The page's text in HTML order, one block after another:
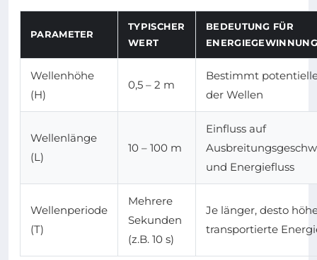
PARAMETER
TYPISCHER
WERT
BEDEUTUNG FÜR
ENERGIEGEWINNUNG
Wellenhöhe
(H)
0,5 – 2 m
Bestimmt
der Wellen
Wellenlänge
(L)
10 – 100 m
Einfluss auf
und Energiefluss
Wellenperiode
(T)
Mehrere
Sekunden
(z.B. 10 s)
Je länger, desto
transportierte